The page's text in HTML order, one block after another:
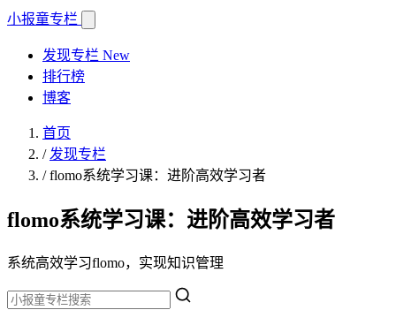
小报童专栏
发现专栏 New
排行榜
博客
首页
/ 发现专栏
/flomo系统学习课：进阶高效学习者
flomo系统学习课：进阶高效学习者
系统高效学习flomo，实现知识管理